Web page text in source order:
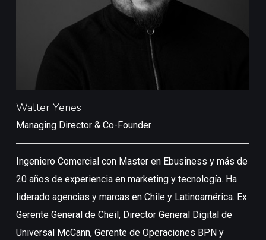
Walter Yenes
Managing Director & Co-Founder
Ingeniero Comercial con Master en Ebusiness y más de
20 años de experiencia en marketing y tecnología. Ha
liderado agencias y marcas en Chile y Latinoamérica. Ex
Gerente General de Cheil, Director General Digital de
Universal McCann, Gerente de Operaciones BPN y